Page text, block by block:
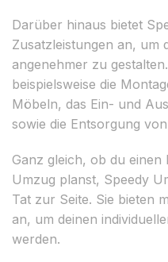
Darüber hinaus bietet
Zusatzleistungen an, um
angenehmer zu
beispielsweise die
Möbeln, das Ein- und
sowie die Entsorgung
Ganz gleich, ob du
Umzug planst, Speedy
Tat zur Seite. Sie bieten
an, um deinen
werden.